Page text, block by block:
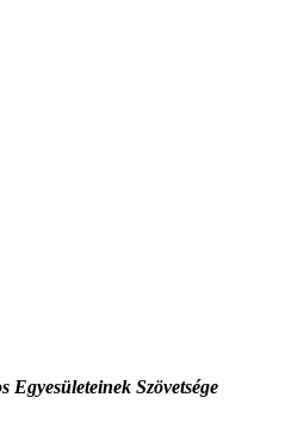
Egyesületeinek Szövetsége